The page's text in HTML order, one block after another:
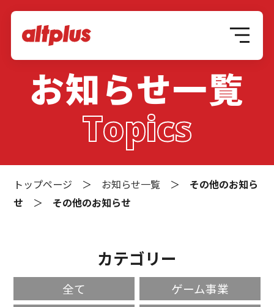
お知らせ一覧
Topics
トップページ ＞ お知らせ一覧 ＞ その他のお知ら
せ ＞ その他のお知らせ
カテゴリー
全て
ゲーム事業